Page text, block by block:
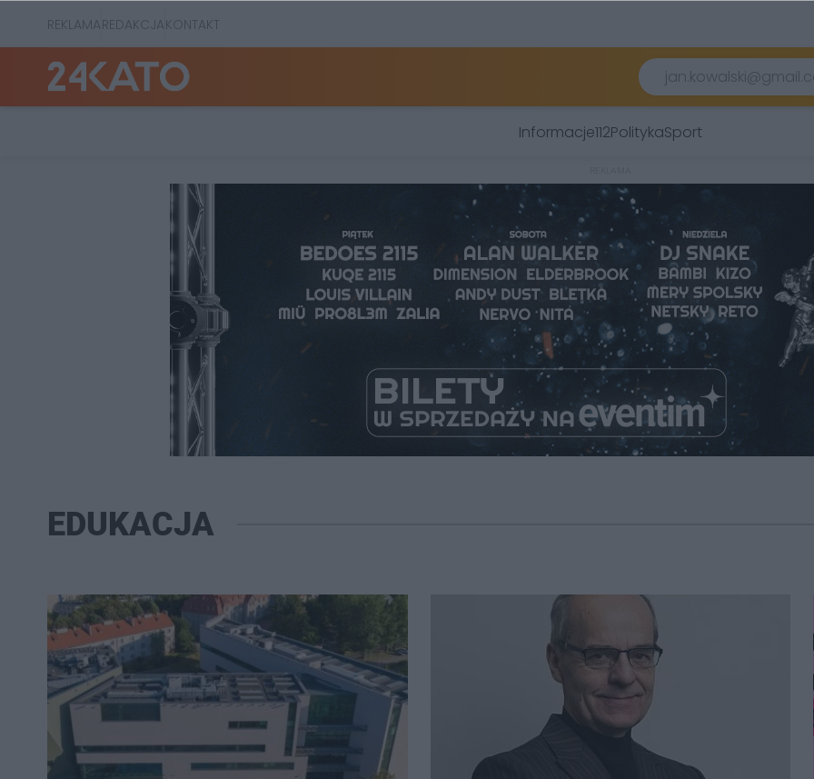
REKLAMAREDAKCJAKONTAKT
Informacje112PolitykaSport
EDUKACJA